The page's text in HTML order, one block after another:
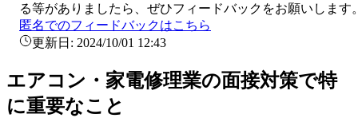
る等がありましたら、ぜひフィードバックをお願いします
匿名でのフィードバックはこちら
更新日: 2024/10/01 12:43
エアコン・家電修理業の面接対策で特
に重要なこと